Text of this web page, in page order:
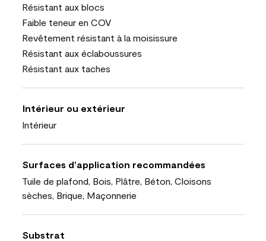
Résistant aux blocs
Faible teneur en COV
Revêtement résistant à la moisissure
Résistant aux éclaboussures
Résistant aux taches
Intérieur ou extérieur
Intérieur
Surfaces d’application recommandées
Tuile de plafond, Bois, Plâtre, Béton, Cloisons
sèches, Brique, Maçonnerie
Substrat